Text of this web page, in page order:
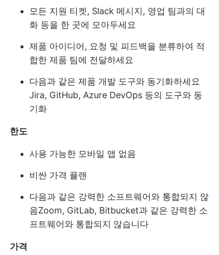
모든 지원 티켓, Slack 메시지, 영업 팀과의 대
화 등을 한 곳에 모아두세요
제품 아이디어, 요청 및 피드백을 분류하여 적
합한 제품 팀에 전달하세요
다음과 같은 제품 개발 도구와 동기화하세요
Jira, GitHub, Azure DevOps 등의 도구와 동
기화
한도
사용 가능한 모바일 앱 없음
비싼 가격 플랜
다음과 같은 강력한 소프트웨어와 통합되지 않
음Zoom, GitLab, Bitbucket과 같은 강력한 소
프트웨어와 통합되지 않습니다
가격